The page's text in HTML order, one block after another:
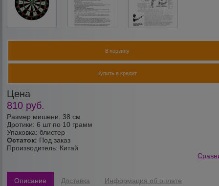
Размер мишени: 38 см
Дротики: 6 шт по 10 грамм
Упаковка: блистер
Остаток: Под заказ
Производитель: Китай
Цена
810 руб.
В корзину
Купить в кредит
Описание Доставка Информация об оплате